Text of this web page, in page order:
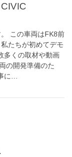
この車両はFK8前
たちが初めてデモ
多くの取材や動画
の開発準備のた
に…